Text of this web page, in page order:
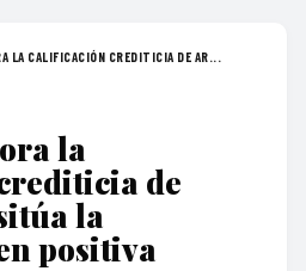
LA CALIFICACIÓN CREDITICIA DE AR...
la
de
la
positiva